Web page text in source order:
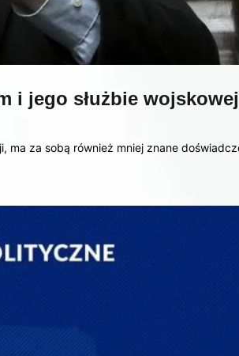
i jego służbie wojskowej
ma za sobą również mniej znane